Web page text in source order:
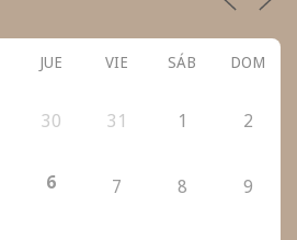
JUE VIE SÁB DOM
30 31 1 2
6 7 8 9